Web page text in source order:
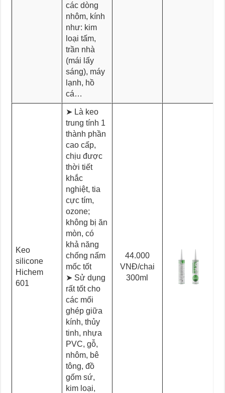
các dòng
nhôm, kính
như: kim
loại tấm,
trần nhà
(mái lấy
sáng), máy
lạnh, hồ
cá…
Keo
silicone
Hichem
601
➤ Là keo
trung tính 1
thành phần
cao cấp,
chịu được
thời tiết
khắc
nghiệt, tia
cực tím,
ozone;
không bị ăn
mòn, có
khả năng
chống nấm
mốc tốt
➤ Sử dụng
rất tốt cho
các mối
ghép giữa
kính, thủy
tinh, nhựa
PVC, gỗ,
nhôm, bê
tông, đồ
gốm sứ,
kim loại,
44.000
VNĐ/chai
300ml